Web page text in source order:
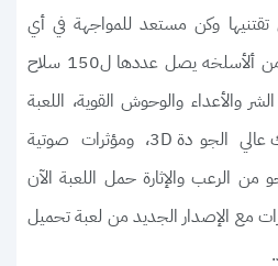
تقتنيها وكن مستعد للمواجهة في أي
وقت يتوفر باللعبة عدد كبير من ألأسلخه يصل عددها ل150 سلاح
والأعداء والوحوش القوية، اللعبة
تتميز بالرسومات والجرافيك عالي الجودة 3D، ومؤثرات صوتية
الرعب والإثارة حمل اللعبة الآن
مع الإصدار الجديد من لعبة تحميل